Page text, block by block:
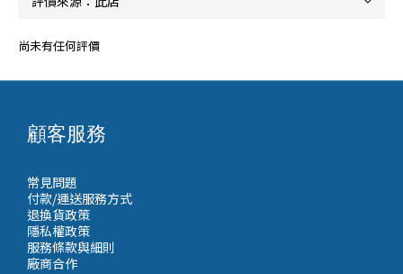
尚未有任何評價
顧客服務
常見問題
付款/運送服務方式
退換貨政策
隱私權政策
服務條款與細則
廠商合作